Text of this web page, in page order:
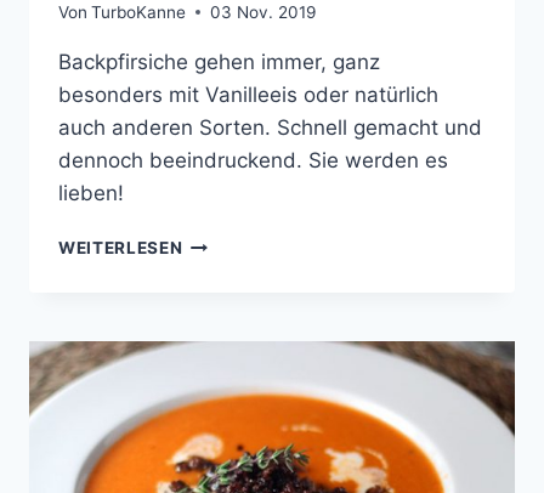
Von TurboKanne 03 Nov. 2019
Backpfirsiche gehen immer, ganz
besonders mit Vanilleeis oder natürlich
auch anderen Sorten. Schnell gemacht und
dennoch beeindruckend. Sie werden es
lieben!
WEITERLESEN BACKPFIRSICHE